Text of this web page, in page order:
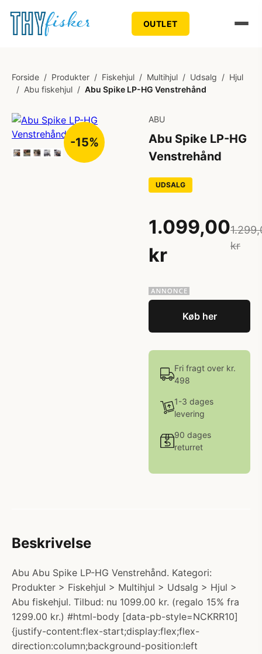
OUTLET
Forside / Produkter / Fiskehjul / Multihjul / Udsalg / Hjul
/ Abu fiskehjul / Abu Spike LP-HG Venstrehånd
-15%
ABU
Abu Spike LP-HG
Venstrehånd
UDSALG
1.099,00
kr
kr
Køb her
Fri fragt over kr.
498
1-3 dages
levering
90 dages
returret
Beskrivelse
Abu Abu Spike LP-HG Venstrehånd. Kategori:
Produkter > Fiskehjul > Multihjul > Udsalg > Hjul >
Abu fiskehjul. Tilbud: nu 1099.00 kr. (regalo 15% fra
1299.00 kr.) #html-body [data-pb-style=NCKRR10]
{justify-content:flex-start;display:flex;flex-
direction:column;background-position:left